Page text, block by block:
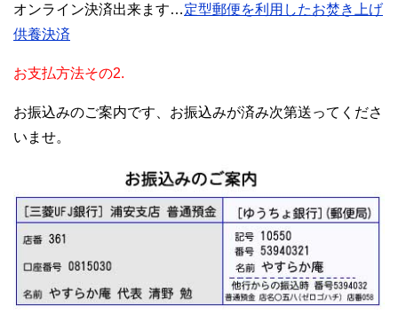
オンライン決済出来ます…定型郵便を利用したお焚き上げ
供養決済
お支払方法その2.
お振込みのご案内です、お振込みが済み次第送ってくださ
いませ。